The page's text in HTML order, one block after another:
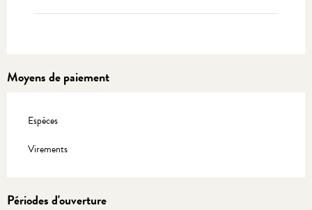
Moyens de paiement
Espèces
Virements
Périodes d'ouverture